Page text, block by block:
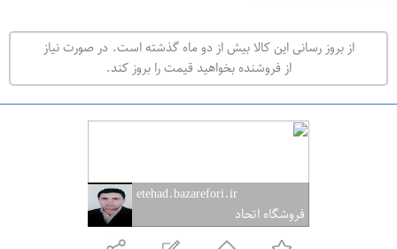
ت
ه
ر
ا
ص
ف
ه
از بروز رسانی این کالا بیش از دو ماه گذشته است. در صورت نیاز
از فروشنده بخواهید قیمت را بروز کند.
etehad.bazarefori.ir
فروشگاه اتحاد